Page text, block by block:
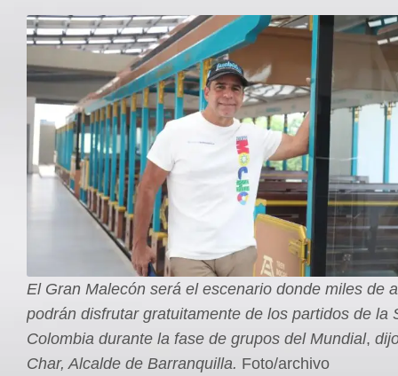
Internacional
OPINIÓN
Contactenos
facebook
Twitter
Instagram
Registro ISSN: 2711-3299
El Gran Malecón será el escenario donde miles de
podrán disfrutar gratuitamente de los partidos de la
Colombia durante la fase de grupos del Mundial,
Char, Alcalde de Barranquilla. Foto/archivo